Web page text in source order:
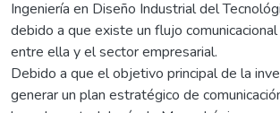
Ingeniería en Diseño Industrial del
debido a que existe un flujo
entre ella y el sector empresarial.
Debido a que el objetivo principal de la
generar un plan estratégico de